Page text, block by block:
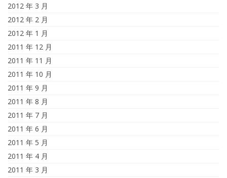
2012 年 3 月
2012 年 2 月
2012 年 1 月
2011 年 12 月
2011 年 11 月
2011 年 10 月
2011 年 9 月
2011 年 8 月
2011 年 7 月
2011 年 6 月
2011 年 5 月
2011 年 4 月
2011 年 3 月